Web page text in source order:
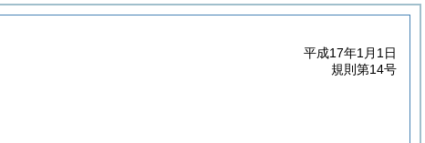
平成17年1月1日
規則第14号